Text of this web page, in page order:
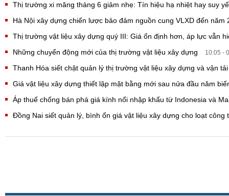
Thị trường xi măng tháng 6 giảm nhẹ: Tín hiệu hạ nhiệt hay suy
Hà Nội xây dựng chiến lược bảo đảm nguồn cung VLXD đến năm
Thị trường vật liệu xây dựng quý III: Giá ổn định hơn, áp lực vẫn
Những chuyển động mới của thị trường vật liệu xây dựng
10:05 -
Thanh Hóa siết chặt quản lý thị trường vật liệu xây dựng và vận
Giá vật liệu xây dựng thiết lập mặt bằng mới sau nửa đầu năm
Áp thuế chống bán phá giá kính nổi nhập khẩu từ Indonesia và
Đồng Nai siết quản lý, bình ổn giá vật liệu xây dựng cho loạt